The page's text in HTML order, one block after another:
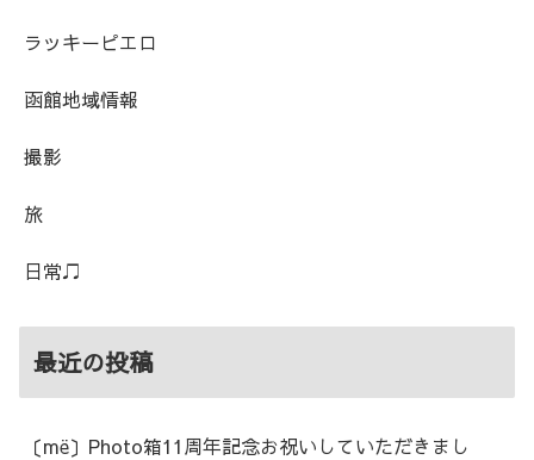
ラッキーピエロ
函館地域情報
撮影
旅
日常♫
最近の投稿
〔më〕Photo箱11周年記念お祝いしていただきまし